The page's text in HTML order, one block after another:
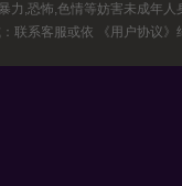
力,恐怖,色情等妨害未成年人
联系客服或依
《用户协议》